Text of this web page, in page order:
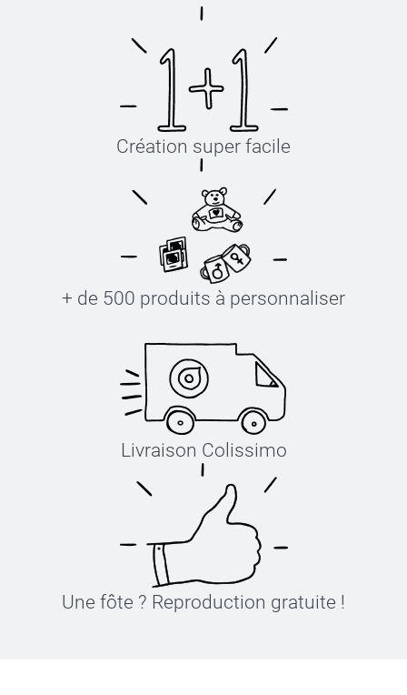
Création super facile
+ de 500 produits à personnaliser
Livraison Colissimo
Une fôte ? Reproduction gratuite !